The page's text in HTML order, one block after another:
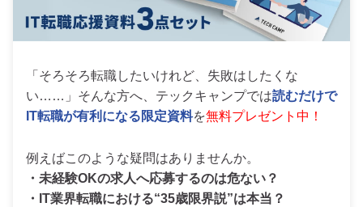
「そろそろ転職したいけれど、失敗はしたくな
い……」そんな方へ、テックキャンプでは読むだけで
IT転職が有利になる限定資料を無料プレゼント中！
例えばこのような疑問はありませんか。
・未経験OKの求人へ応募するのは危ない？
・IT業界転職における“35歳限界説”は本当？